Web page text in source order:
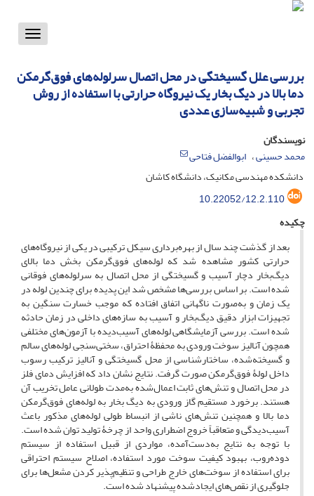
Toggle
بررسی علل گسیختگی در محل اتصال سرلوله‌های فوق‌گرمکن
دما بالا در دیگ بخار یک نیروگاه حرارتی با استفاده از روش
تجربی و شبیه‌سازی عددی
نویسندگان
محمد حسینی ابوالفضل فتاحی
دانشکده مهندسی مکانیک، دانشگاه کاشان
10.22052/12.2.110
چکیده
بعد از گذشت چند سال از بهره‌برداری سیکل ترکیبی در یکی از نیروگاه‌های
حرارتی کشور مشاهده شد که لوله‌های فوق‌گرمکن بخش دما بالای
دیگ‌بخار دچار آسیب و گسیختگی از محل اتصال به سرلوله‌های فوقانی
شده است. بر اساس بررسی‌ها مشخص شد این پدیده برای چندین لوله در
یک زمان و به‌صورت ناگهانی اتفاق افتاده که موجب خسارت سنگین به
تجهیزات ابزار دقیق دیگ‌بخار و آسیب به سازه‌های داخلی در زمان حادثه
شده است. بررسی آزمایشگاهی لوله‌های آسیب‌دیده با آزمون‌های مختلفی
همچون آنالیز سوخت ورودی به محفظۀ ‌احتراق، سختی‌سنجی لوله‌های سالم
و گسیخته‌شده، ساختارشناسی از محل گسیختگی و آنالیز ترکیب رسوب
داخل لولۀ فوق‌گرمکن صورت گرفت. نتایج نشان داد که افزایش دمای فلز
در محل اتصال و تنش‌های ثابت اعمال‌شده به‌مدت طولانی عامل تخریب آن
هستند. برخورد مستقیم گاز ورودی به دیگ ‌بخار به لوله‌های فوق‌گرمکن
دما بالا و همچنین تنش‌های ناشی از انبساط طولی لوله‌های مذکور باعث
آسیب‌دیدگی و متعاقباً خروج اضطراری واحد از چرخۀ تولید توان شده است.
با توجه به نتایج به‌دست‌آمده، مواردی از قبیل استفاده از سیستم
دوده‌روب، بهبود کیفیت سوخت مورد استفاده، اصلاح سیستم احتراقی
برای استفاده از سوخت‌های خارج طراحی و تنظیم‌پذیر کردن مشعل‌ها برای
جلوگیری از نقص‌های ایجادشده پیشنهاد شده است.